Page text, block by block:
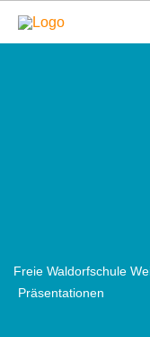
Freie Waldorfschule
Präsentationen